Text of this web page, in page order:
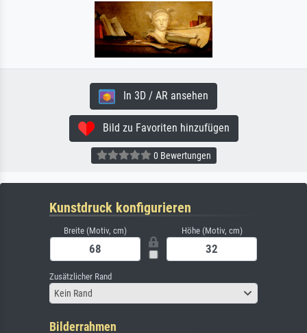
In 3D / AR ansehen
Bild zu Favoriten hinzufügen
0 Bewertungen
Kunstdruck konfigurieren
Breite (Motiv, cm) Höhe (Motiv, cm)
Zusätzlicher Rand
Kein Rand
Bilderrahmen